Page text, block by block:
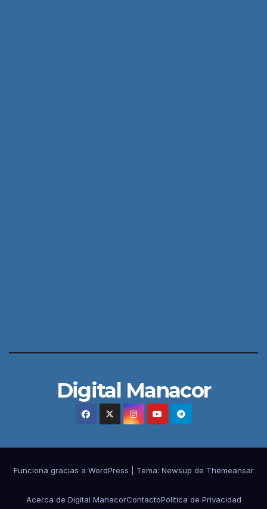
Digital Manacor
Funciona gracias a WordPress Tema: Newsup de Themeansar
Acerca de Digital ManacorContactoPolítica de Privacidad